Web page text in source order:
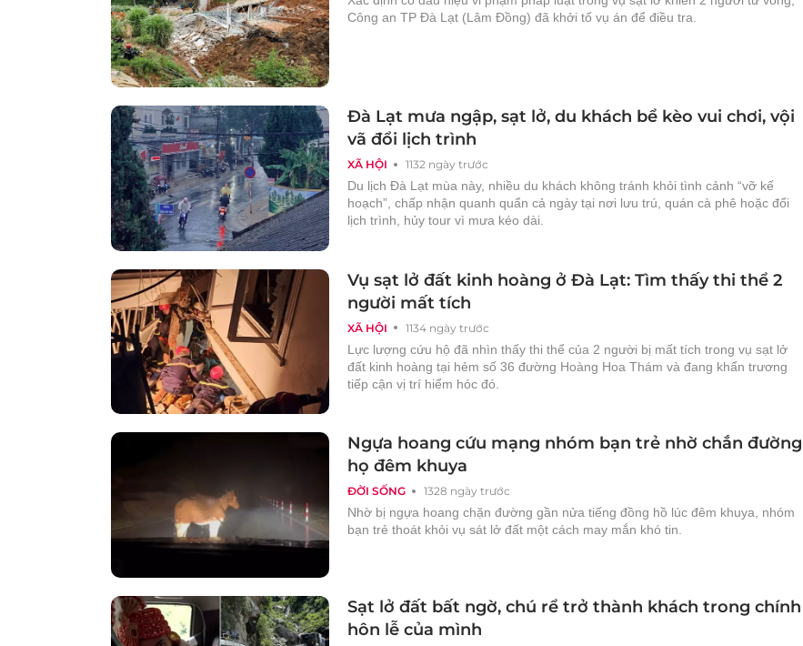
Công an TP Đà Lạt (Lâm Đồng) đã khởi tố vụ án để điều tra.
XÃ HỘI 1132 ngày trước
Đà Lạt mưa ngập, sạt lở, du khách bể kèo vui chơi, vội
vã đổi lịch trình
Du lịch Đà Lạt mùa này, nhiều du khách không tránh khỏi tình cảnh “vỡ kế
hoạch”, chấp nhận quanh quẩn cả ngày tại nơi lưu trú, quán cà phê hoặc đổi
lịch trình, hủy tour vì mưa kéo dài.
XÃ HỘI 1134 ngày trước
Vụ sạt lở đất kinh hoàng ở Đà Lạt: Tìm thấy thi thể 2
người mất tích
Lực lượng cứu hộ đã nhìn thấy thi thể của 2 người bị mất tích trong vụ sạt lở
đất kinh hoàng tại hẻm số 36 đường Hoàng Hoa Thám và đang khẩn trương
tiếp cận vị trí hiểm hóc đó.
ĐỜI SỐNG 1328 ngày trước
Ngựa hoang cứu mạng nhóm bạn trẻ nhờ chắn đường
họ đêm khuya
Nhờ bị ngựa hoang chặn đường gần nửa tiếng đồng hồ lúc đêm khuya, nhóm
bạn trẻ thoát khỏi vụ sát lở đất một cách may mắn khó tin.
Sạt lở đất bất ngờ, chú rể trở thành khách trong chính
hôn lễ của mình